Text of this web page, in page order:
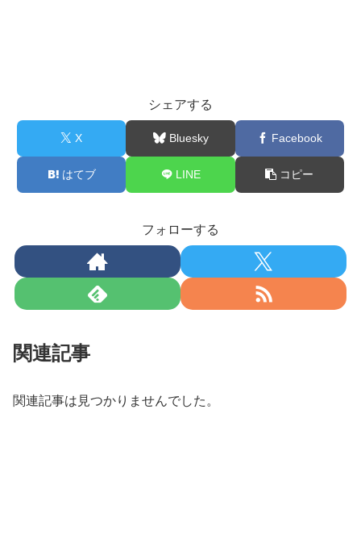
シェアする
X Bluesky Facebook
はてブ LINE コピー
フォローする
関連記事
関連記事は見つかりませんでした。